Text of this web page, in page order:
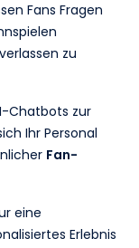
Fans Fragen
zu
Chatbots zur
Ihr Personal
Fan-
eine
Erlebnis